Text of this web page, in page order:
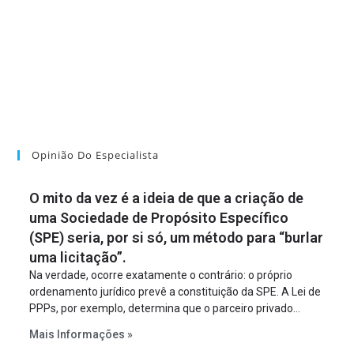
Opinião Do Especialista
O mito da vez é a ideia de que a criação de
uma Sociedade de Propósito Específico
(SPE) seria, por si só, um método para “burlar
uma licitação”.
Na verdade, ocorre exatamente o contrário: o próprio
ordenamento jurídico prevê a constituição da SPE. A Lei de
PPPs, por exemplo, determina que o parceiro privado
empreendimento. Ou seja, a suposta “fraude à licitação” é
Mais Informações »